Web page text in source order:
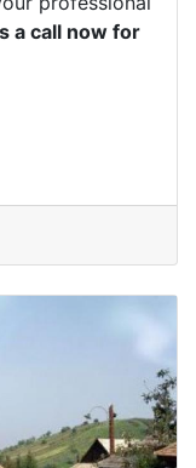
a call now for